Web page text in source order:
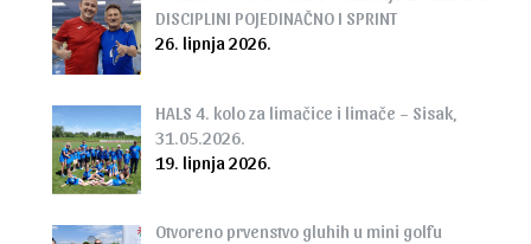
DISCIPLINI POJEDINAČNO I SPRINT
26. lipnja 2026.
HALS 4. kolo za limačice i limače – Sisak,
31.05.2026.
19. lipnja 2026.
Otvoreno prvenstvo gluhih u mini golfu